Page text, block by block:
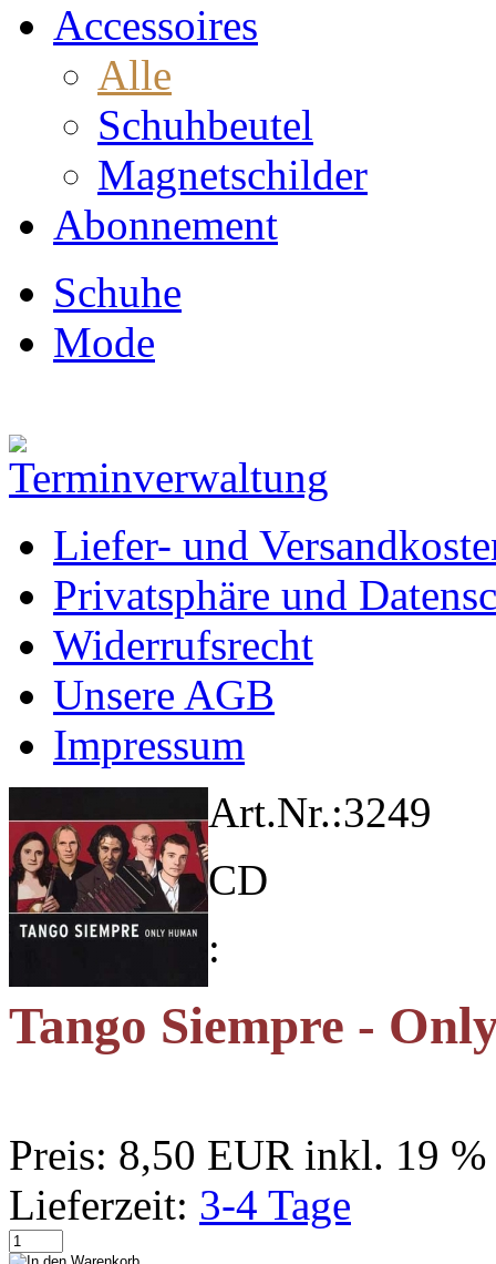
Accessoires
Alle
Schuhbeutel
Magnetschilder
Abonnement
Schuhe
Mode
Liefer- und
Privatsphäre und
Widerrufsrecht
Unsere AGB
Impressum
Art.Nr.:3249
CD
:
Tango Siempre -
Preis: 8,50 EUR inkl. 19
Lieferzeit: 3-4 Tage